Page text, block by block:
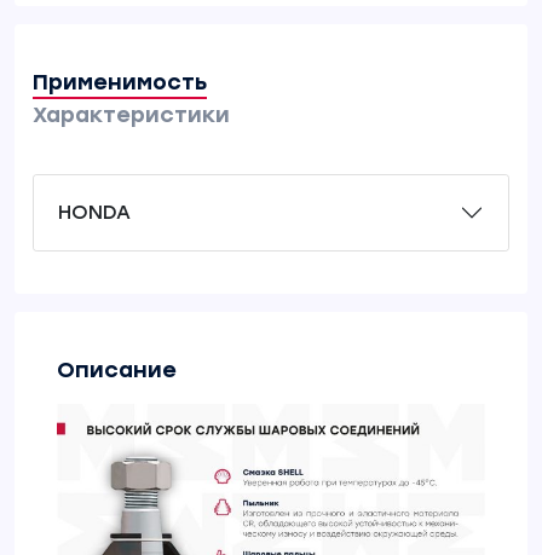
Применимость
Характеристики
HONDA
Описание